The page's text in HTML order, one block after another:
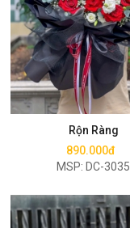
Rộn Ràng
890.000đ
MSP: DC-3035
Mua ngay